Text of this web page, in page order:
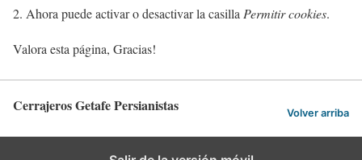
Ahora puede activar o desactivar la casilla Permitir cookies.
Valora esta página, Gracias!
Cerrajeros Getafe Persianistas Volver arriba